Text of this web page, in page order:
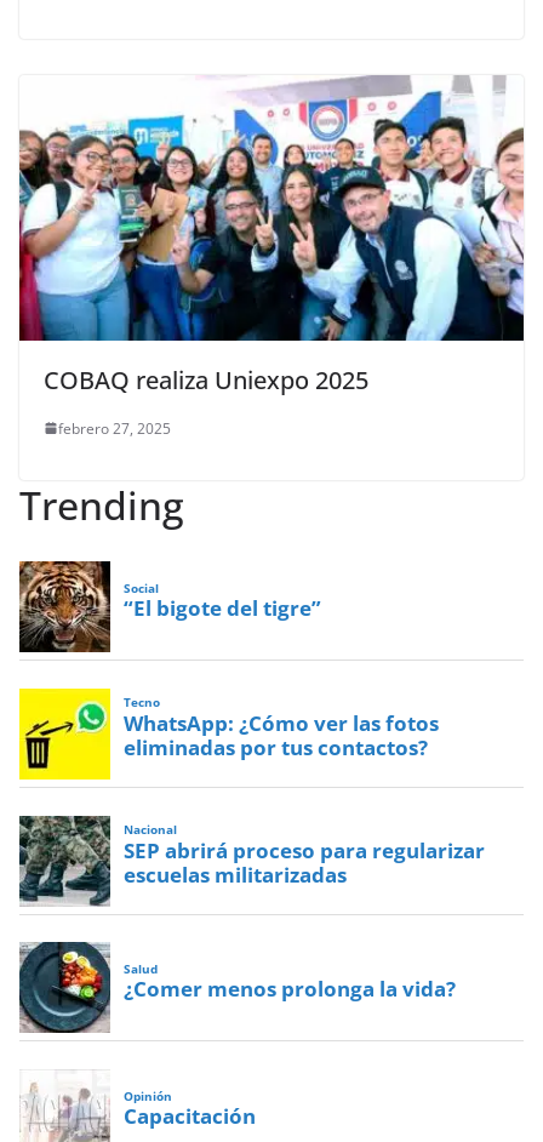
COBAQ realiza Uniexpo 2025
febrero 27, 2025
Trending
Social
“El bigote del tigre”
Tecno
WhatsApp: ¿Cómo ver las fotos
eliminadas por tus contactos?
Nacional
SEP abrirá proceso para regularizar
escuelas militarizadas
Salud
¿Comer menos prolonga la vida?
Opinión
Capacitación